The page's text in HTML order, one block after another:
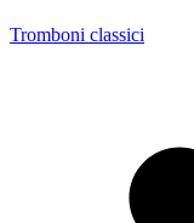
Tromboni classici